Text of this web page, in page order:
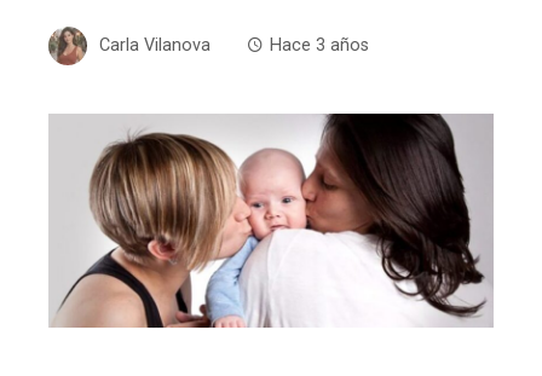
Carla Vilanova Hace 3 años